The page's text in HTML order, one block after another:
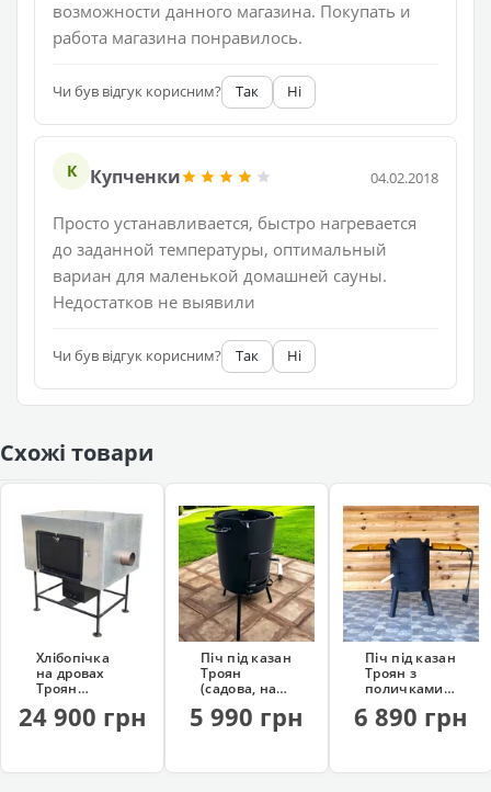
возможности данного магазина. Покупать и
работа магазина понравилось.
Чи був відгук корисним? Так Ні
К Купченки 04.02.2018
Просто устанавливается, быстро нагревается
до заданной температуры, оптимальный
вариан для маленькой домашней сауны.
Недостатков не выявили
Чи був відгук корисним? Так Ні
Схожі товари
Хлібопічка
на дровах
Троян
24 900 грн
Піч під казан
Троян
(садова, на
5 990 грн
Піч під казан
Троян з
поличками
6 890 грн